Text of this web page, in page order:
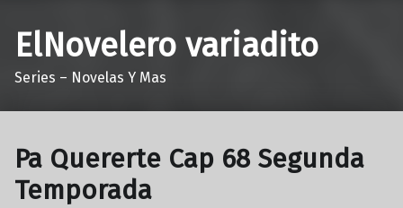
ElNovelero variadito
Series – Novelas Y Mas
Pa Quererte Cap 68 Segunda
Temporada